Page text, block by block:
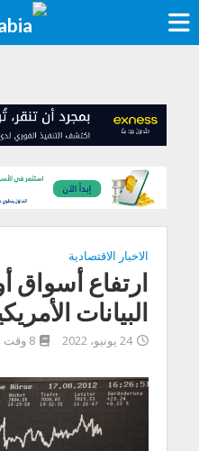
الاخبار الاقتصادية
ارتفاع أسواق
البيانات
24 يونيو، 2022 8 وقت القراءة بالدقيقة